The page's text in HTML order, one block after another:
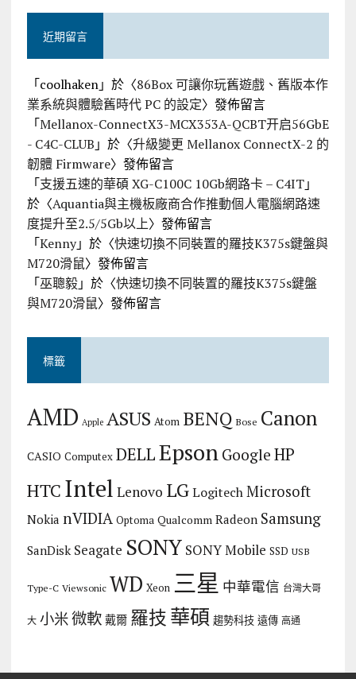
近期留言
「coolhaken」於〈86Box 可讓你玩舊遊戲、舊版本作
業系統與體驗舊時代 PC 的設定〉發佈留言
「Mellanox-ConnectX3-MCX353A-QCBT开启56GbE
- C4C-CLUB 」於〈升級變更 Mellanox ConnectX-2 的
韌體 Firmware〉發佈留言
「支援五速的華碩 XG-C100C 10Gb網路卡 – C4IT」
於〈Aquantia與主機板廠商合作推動個人電腦網路速
度提升至2.5/5Gb以上〉發佈留言
「Kenny」於〈快速切換不同裝置的羅技K375s鍵盤與
M720滑鼠〉發佈留言
「巫聰毅」於〈快速切換不同裝置的羅技K375s鍵盤
與M720滑鼠〉發佈留言
標籤
AMD Apple ASUS Atom BENQ Bose Canon
CASIO Computex DELLEpson Google HP
HTC Intel Lenovo LG Logitech Microsoft
Nokia nVIDIA Optoma Qualcomm Radeon Samsung
SanDisk Seagate SONY SONY Mobile SSD USB
Type-C Viewsonic WD Xeon 三星 中華電信 台灣大哥
大 小米微軟 戴爾 羅技華碩 趨勢科技 遠傳 高通